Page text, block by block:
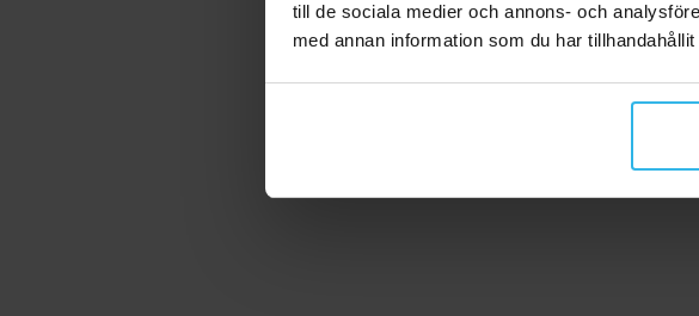
till de sociala medier och annons- och
med annan information som du har